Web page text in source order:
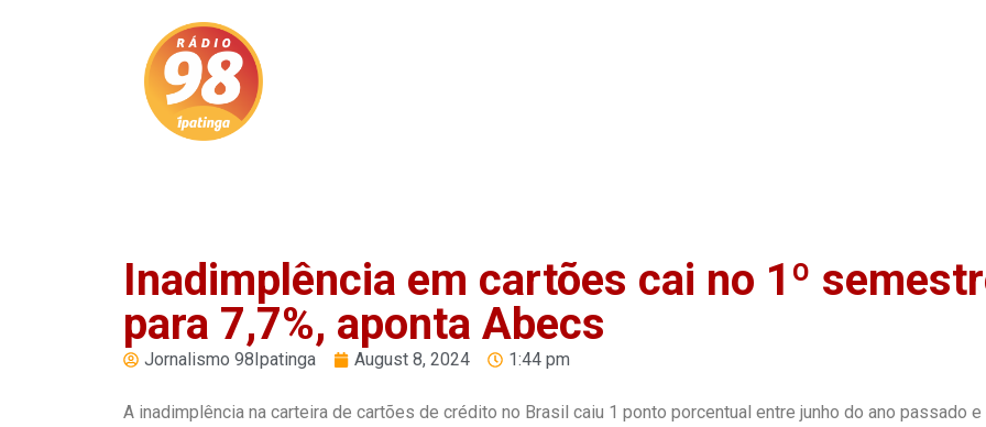
Inadimplência em cartões cai no 1º
para 7,7%, aponta Abecs
Jornalismo 98Ipatinga August 8, 2024 1:44 pm
A inadimplência na carteira de cartões de crédito no Brasil caiu 1 ponto porcentual entre junho do ano passado e